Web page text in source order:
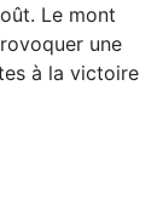
Le mont
une
à la victoire